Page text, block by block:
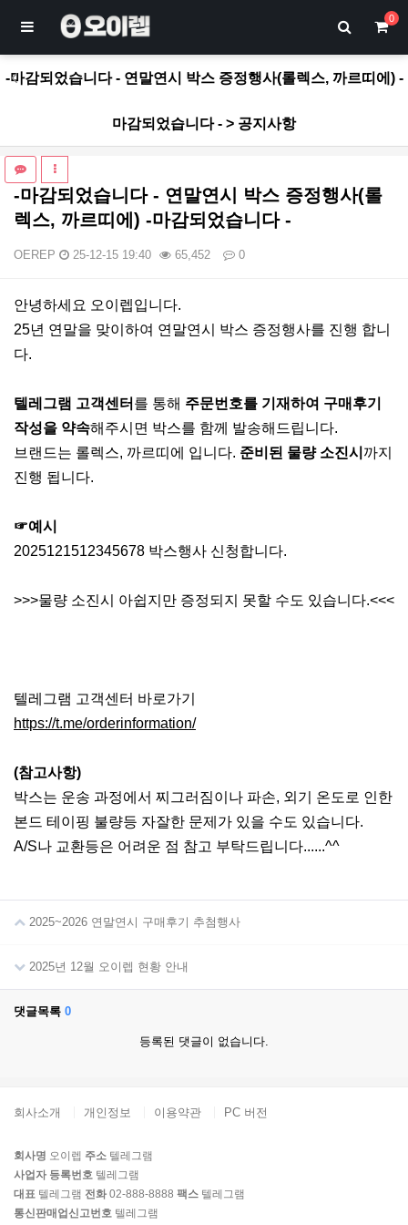
0
-마감되었습니다 - 연말연시 박스 증정행사(롤렉스, 까르띠에) -
마감되었습니다 - > 공지사항
-마감되었습니다 - 연말연시 박스 증정행사(롤
렉스, 까르띠에) -마감되었습니다 -
OEREP 25-12-15 19:40 65,452 0
본문
안녕하세요 오이렙입니다.
25년 연말을 맞이하여 연말연시 박스 증정행사를 진행 합니
다.
텔레그램 고객센터를 통해 주문번호를 기재하여 구매후기
작성을 약속해주시면 박스를 함께 발송해드립니다.
브랜드는 롤렉스, 까르띠에 입니다. 준비된 물량 소진시까지
진행 됩니다.
☞예시
2025121512345678 박스행사 신청합니다.
>>>물량 소진시 아쉽지만 증정되지 못할 수도 있습니다.<<<
텔레그램 고객센터 바로가기
https://t.me/orderinformation/
(참고사항)
박스는 운송 과정에서 찌그러짐이나 파손, 외기 온도로 인한
본드 테이핑 불량등 자잘한 문제가 있을 수도 있습니다.
A/S나 교환등은 어려운 점 참고 부탁드립니다......^^
2025~2026 연말연시 구매후기 추첨행사
2025년 12월 오이렙 현황 안내
댓글목록 0
등록된 댓글이 없습니다.
회사소개 개인정보 이용약관 PC 버전
회사명 오이렙 주소 텔레그램
사업자 등록번호 텔레그램
대표 텔레그램 전화 02-888-8888 팩스 텔레그램
통신판매업신고번호 텔레그램